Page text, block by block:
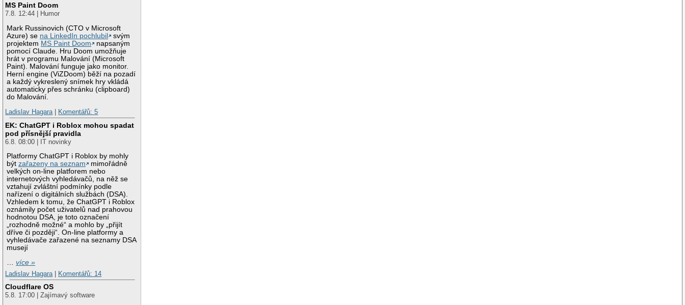
MS Paint Doom
7.8. 12:44 | Humor
Mark Russinovich (CTO v Microsoft
Azure) se na LinkedIn pochlubil
svým
projektem MS Paint Doom
napsaným
pomocí Claude. Hru Doom umožňuje
hrát v programu Malování (Microsoft
Paint). Malování funguje jako monitor.
Herní engine (ViZDoom) běží na pozadí
a každý vykreslený snímek hry vkládá
automaticky přes schránku (clipboard)
do Malování.
Ladislav Hagara| Komentářů: 5
EK: ChatGPT i Roblox mohou spadat
pod přísnější pravidla
6.8. 08:00 | IT novinky
Platformy ChatGPT i Roblox by mohly
býtzařazeny na seznam
mimořádně
velkých on-line platforem nebo
internetových vyhledávačů, na něž se
vztahují zvláštní podmínky podle
nařízení o digitálních službách (DSA).
Vzhledem k tomu, že ChatGPT i Roblox
oznámily počet uživatelů nad prahovou
hodnotou DSA, je toto označení
„rozhodně možné“ a mohlo by „přijít
dříve či později“. On-line platformy a
vyhledávače zařazené na seznamy DSA
musejí
…více »
Ladislav Hagara | Komentářů: 14
Cloudflare OS
5.8. 17:00 | Zajímavý software